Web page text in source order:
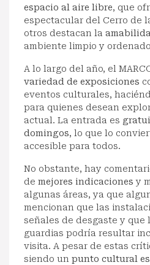
espacio al aire libre, que
espectacular del Cerro de
otros destacan la
ambiente limpio y
A lo largo del año, el
variedad de exposiciones
eventos culturales,
para quienes desean
actual. La entrada es
domingos, lo que lo
accesible para todos.
No obstante, hay
de mejores indicaciones y
algunas áreas, ya que
mencionan que las
señales de desgaste y que
guardias podría resultar
visita. A pesar de estas
siendo un punto cultural